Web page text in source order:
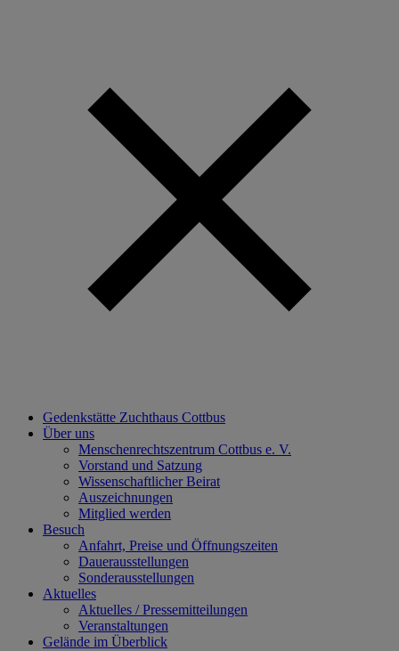
Gedenkstätte Zuchthaus Cottbus
Über uns
Menschenrechtszentrum Cottbus e. V.
Vorstand und Satzung
Wissenschaftlicher Beirat
Auszeichnungen
Mitglied werden
Besuch
Anfahrt, Preise und Öffnungszeiten
Dauerausstellungen
Sonderausstellungen
Aktuelles
Aktuelles / Pressemitteilungen
Veranstaltungen
Gelände im Überblick